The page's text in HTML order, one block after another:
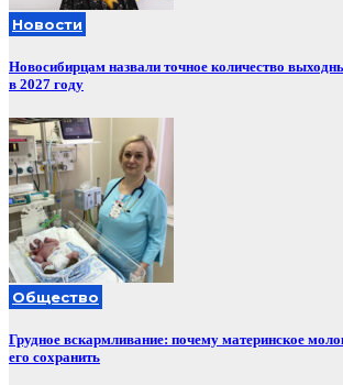
Новости
Новосибирцам назвали точное количество
в 2027 году
Общество
Грудное вскармливание: почему материнское
его сохранить